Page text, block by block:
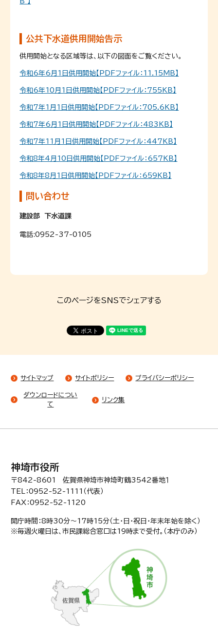
公共下水道供用開始告示
供用開始となる区域等は、以下の図面をご覧ください。
令和6年6月1日供用開始【PDFファイル：11.15MB】
令和6年10月1日供用開始【PDFファイル：755KB】
令和7年1月1日供用開始【PDFファイル：705.6KB】
令和7年6月1日供用開始【PDFファイル：483KB】
令和7年11月1日供用開始【PDFファイル：447KB】
令和8年4月10日供用開始【PDFファイル：657KB】
令和8年8月1日供用開始【PDFファイル：659KB】
問い合わせ
建設部 下水道課
電話:0952-37-0105
このページをSNSでシェアする
サイトマップ サイトポリシー プライバシーポリシー
ダウンロードについ
て
リンク集
神埼市役所
〒842-8601 佐賀県神埼市神埼町鶴3542番地１
TEL：0952-52-1111（代表）
FAX：0952-52-1120
開庁時間：8時30分〜17時15分（土・日・祝日・年末年始を除く）
※毎週火曜日は、市民課総合窓口は19時まで受付。（本庁のみ）